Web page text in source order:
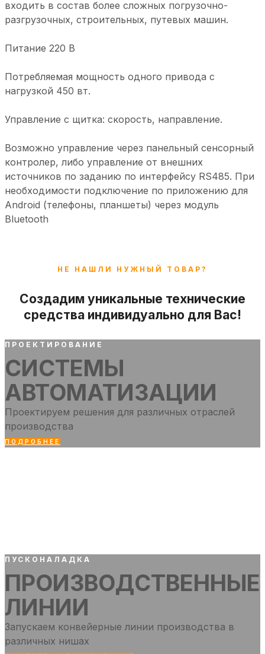
входить в состав более сложных погрузочно-
разгрузочных, строительных, путевых машин.
Питание 220 В
Потребляемая мощность одного привода с
нагрузкой 450 вт.
Управление с щитка: скорость, направление.
Возможно управление через панельный сенсорный
контролер, либо управление от внешних
источников по заданию по интерфейсу RS485. При
необходимости подключение по приложению для
Android (телефоны, планшеты) через модуль
Bluetooth
НЕ НАШЛИ НУЖНЫЙ ТОВАР?
Создадим уникальные технические
средства индивидуально для Вас!
ПРОЕКТИРОВАНИЕ
СИСТЕМЫ
АВТОМАТИЗАЦИИ
Проектируем решения для различных отраслей
производства
ПОДРОБНЕЕ
ПУСКОНАЛАДКА
ПРОИЗВОДСТВЕННЫЕ
ЛИНИИ
Запускаем конвейерные линии производства в
различных нишах